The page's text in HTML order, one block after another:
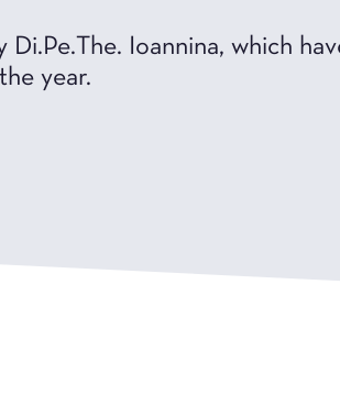
Ioannina, which
year.